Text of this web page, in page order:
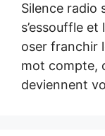
Silence radio
s’essouffle et
oser franchir
mot compte,
deviennent